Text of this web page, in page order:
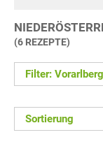
(6 REZEPTE)
Filter: Vorarlberg
Sortierung